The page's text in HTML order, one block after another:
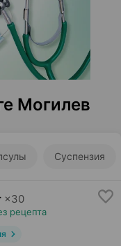
Могилев
Суспензия
×30
рецепта